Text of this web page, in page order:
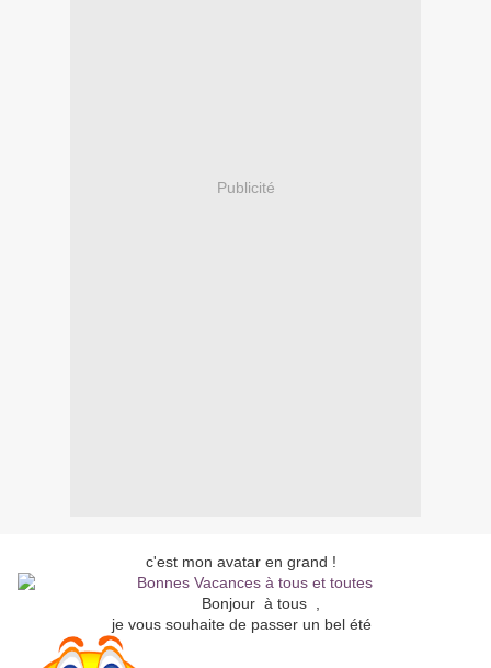
Publicité
c'est mon avatar en grand !
Bonjour à tous ,
je vous souhaite de passer un bel été